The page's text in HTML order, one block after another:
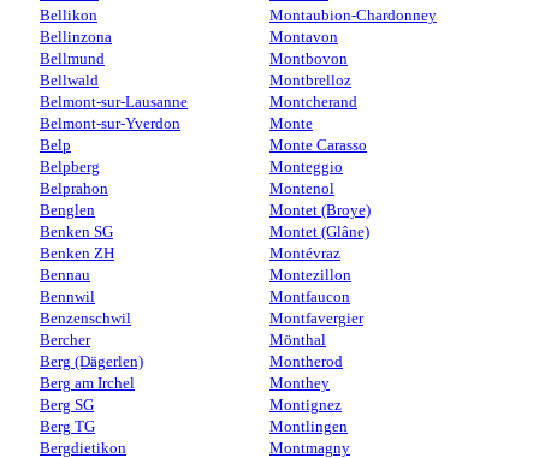
Bellikon
Bellinzona
Bellmund
Bellwald
Belmont-sur-Lausanne
Belmont-sur-Yverdon
Belp
Belpberg
Belprahon
Benglen
Benken SG
Benken ZH
Bennau
Bennwil
Benzenschwil
Bercher
Berg (Dägerlen)
Berg am Irchel
Berg SG
Berg TG
Bergdietikon
Montaubion-Chardonney
Montavon
Montbovon
Montbrelloz
Montcherand
Monte
Monte Carasso
Monteggio
Montenol
Montet (Broye)
Montet (Glâne)
Montévraz
Montezillon
Montfaucon
Montfavergier
Mönthal
Montherod
Monthey
Montignez
Montlingen
Montmagny